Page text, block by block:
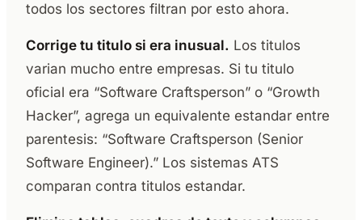
todos los sectores filtran por esto ahora.
Corrige tu titulo si era inusual. Los titulos
varian mucho entre empresas. Si tu titulo
oficial era “Software Craftsperson” o “Growth
Hacker”, agrega un equivalente estandar entre
parentesis: “Software Craftsperson (Senior
Software Engineer).” Los sistemas ATS
comparan contra titulos estandar.